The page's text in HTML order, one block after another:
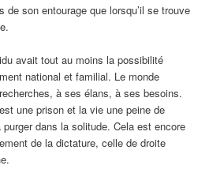
de son entourage que lorsqu’il se trouve
avait tout au moins la possibilité
national et familial. Le monde
à ses élans, à ses besoins.
une prison et la vie une peine de
dans la solitude. Cela est encore
de la dictature, celle de droite